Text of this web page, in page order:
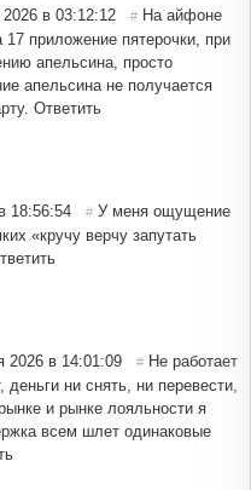
в 03:12:12 # На айфоне
приложение пятерочки, при
апельсина, просто
апельсина не получается
Ответить
18:56:54 # У меня ощущение
«кручу верчу запутать
2026 в 14:01:09 # Не работает
деньги ни снять, ни перевести,
и рынке лояльности я
всем шлет одинаковые